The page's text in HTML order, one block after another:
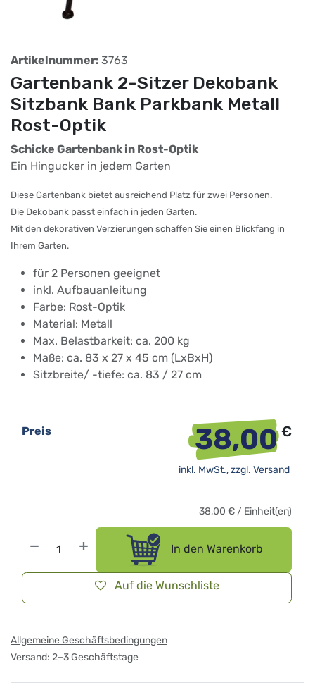
Artikelnummer: 3763
Gartenbank 2-Sitzer Dekobank
Sitzbank Bank Parkbank Metall
Rost-Optik
Schicke Gartenbank in Rost-Optik
Ein Hingucker in jedem Garten
Diese Gartenbank bietet ausreichend Platz für zwei Personen.
Die Dekobank passt einfach in jeden Garten.
Mit den dekorativen Verzierungen schaffen Sie einen Blickfang in
Ihrem Garten.
für 2 Personen geeignet
inkl. Aufbauanleitung
Farbe: Rost-Optik
Material: Metall
Max. Belastbarkeit: ca. 200 kg
Maße: ca. 83 x 27 x 45 cm (LxBxH)
Sitzbreite/ -tiefe: ca. 83 / 27 cm
In den Warenkorb
Auf die Wunschliste
Preis 38,00€
inkl. MwSt., zzgl. Versand
38,00 € / Einheit(en)
Allgemeine Geschäftsbedingungen
Versand: 2–3 Geschäftstage